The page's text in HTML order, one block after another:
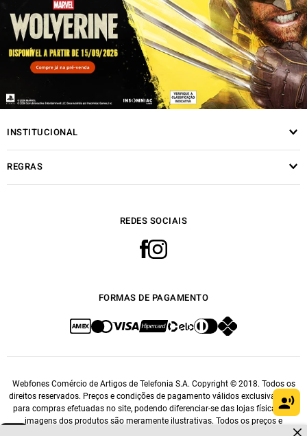
INSTITUCIONAL
REGRAS
REDES SOCIAIS
FORMAS DE PAGAMENTO
Webfones Comércio de Artigos de Telefonia S.A. Copyright © 2018. Todos os
direitos reservados. Preços e condições de pagamento válidos exclusivamente
para compras efetuadas no site, podendo diferenciar-se das lojas físicas. As
imagens dos produtos são meramente ilustrativas. Todos os preços e